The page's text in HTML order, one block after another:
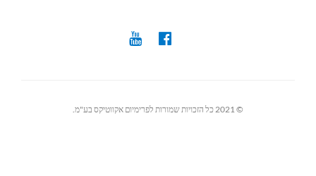
© 2021 כל הזכויות שמורות לפרימיום אקווטיקס בע"מ.